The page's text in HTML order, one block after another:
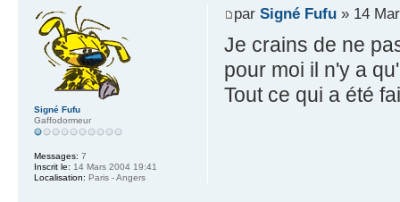
par Signé Fufu» 14
Je crains de ne
pour moi il n'y a
Tout ce qui a été
Signé Fufu
Gaffodormeur
Messages: 7
Inscrit le: 14 Mars 2004 19:41
Localisation: Paris - Angers